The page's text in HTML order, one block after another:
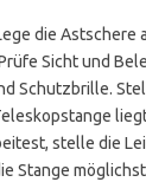
die Astschere
Sicht und
Schutzbrille.
stelle die
Stange